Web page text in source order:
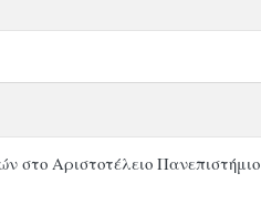
Αριστοτέλειο Πανεπιστήμιο